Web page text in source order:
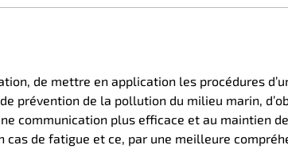
de mettre en application les procédures
prévention de la pollution du milieu marin,
communication plus efficace et au maintien
cas de fatigue et ce, par une meilleure